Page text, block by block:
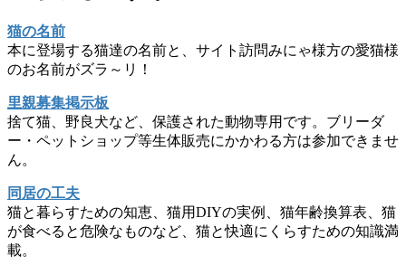
猫の名前
本に登場する猫達の名前と、サイト訪問みにゃ様方の愛猫様
のお名前がズラ～リ！
里親募集掲示板
捨て猫、野良犬など、保護された動物専用です。ブリーダ
ー・ペットショップ等生体販売にかかわる方は参加できませ
ん。
同居の工夫
猫と暮らすための知恵、猫用DIYの実例、猫年齢換算表、猫
が食べると危険なものなど、猫と快適にくらすための知識満
載。